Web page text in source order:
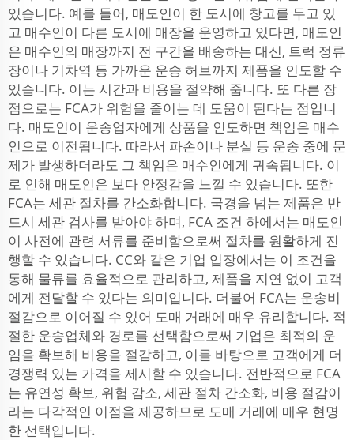
있습니다. 예를 들어, 매도인이 한 도시에 창고를 두고 있
고 매수인이 다른 도시에 매장을 운영하고 있다면, 매도인
은 매수인의 매장까지 전 구간을 배송하는 대신, 트럭 정류
장이나 기차역 등 가까운 운송 허브까지 제품을 인도할 수
있습니다. 이는 시간과 비용을 절약해 줍니다. 또 다른 장
점으로는 FCA가 위험을 줄이는 데 도움이 된다는 점입니
다. 매도인이 운송업자에게 상품을 인도하면 책임은 매수
인으로 이전됩니다. 따라서 파손이나 분실 등 운송 중에 문
제가 발생하더라도 그 책임은 매수인에게 귀속됩니다. 이
로 인해 매도인은 보다 안정감을 느낄 수 있습니다. 또한
FCA는 세관 절차를 간소화합니다. 국경을 넘는 제품은 반
드시 세관 검사를 받아야 하며, FCA 조건 하에서는 매도인
이 사전에 관련 서류를 준비함으로써 절차를 원활하게 진
행할 수 있습니다. CC와 같은 기업 입장에서는 이 조건을
통해 물류를 효율적으로 관리하고, 제품을 지연 없이 고객
에게 전달할 수 있다는 의미입니다. 더불어 FCA는 운송비
절감으로 이어질 수 있어 도매 거래에 매우 유리합니다. 적
절한 운송업체와 경로를 선택함으로써 기업은 최적의 운
임을 확보해 비용을 절감하고, 이를 바탕으로 고객에게 더
경쟁력 있는 가격을 제시할 수 있습니다. 전반적으로 FCA
는 유연성 확보, 위험 감소, 세관 절차 간소화, 비용 절감이
라는 다각적인 이점을 제공하므로 도매 거래에 매우 현명
한 선택입니다.